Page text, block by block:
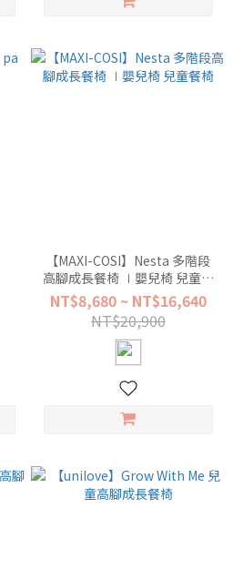
【MAXI-COSI】Nesta 多階段
高腳成長餐椅 ∣嬰兒椅 兒童餐
椅
NT$8,680 ~ NT$16,640
NT$20,900